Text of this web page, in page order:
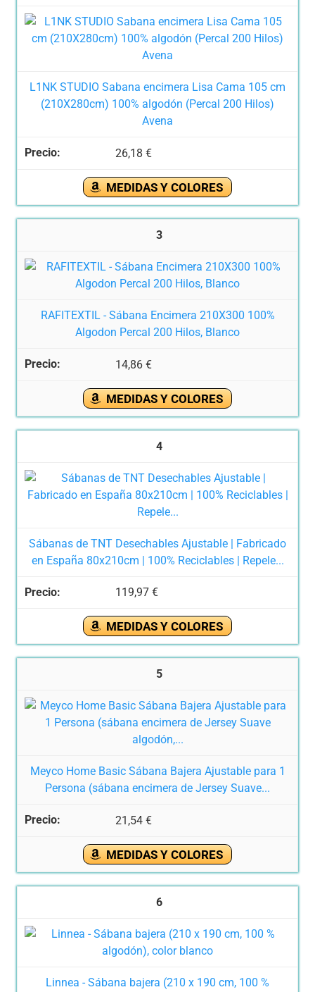
L1NK STUDIO Sabana encimera Lisa Cama 105 cm
(210X280cm) 100% algodón (Percal 200 Hilos)
Avena
26,18 €
MEDIDAS Y COLORES
3
RAFITEXTIL - Sábana Encimera 210X300 100%
Algodon Percal 200 Hilos, Blanco
14,86 €
MEDIDAS Y COLORES
4
Sábanas de TNT Desechables Ajustable | Fabricado
en España 80x210cm | 100% Reciclables | Repele...
119,97 €
MEDIDAS Y COLORES
5
Meyco Home Basic Sábana Bajera Ajustable para 1
Persona (sábana encimera de Jersey Suave...
21,54 €
MEDIDAS Y COLORES
6
Linnea - Sábana bajera (210 x 190 cm, 100 %